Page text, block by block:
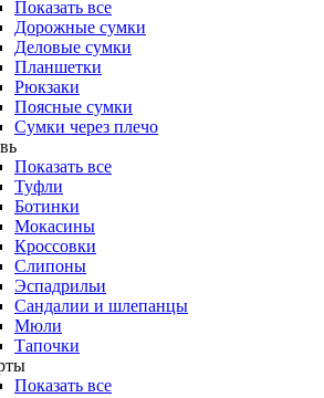
Показать все
Дорожные сумки
Деловые сумки
Планшетки
Рюкзаки
Поясные сумки
Сумки через плечо
Показать все
Туфли
Ботинки
Мокасины
Кроссовки
Слипоны
Эспадрильи
Сандалии и шлепанцы
Мюли
Тапочки
Показать все